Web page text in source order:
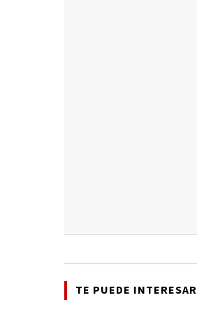
TE PUEDE INTERESAR